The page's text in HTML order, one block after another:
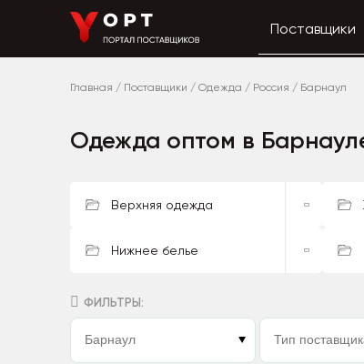
Поставщики
Главная / Поставщики / Одежда / Россия / Барнаул
Одежда оптом в
Верхняя одежда
Нижнее белье
ФИЛЬТРЫ: